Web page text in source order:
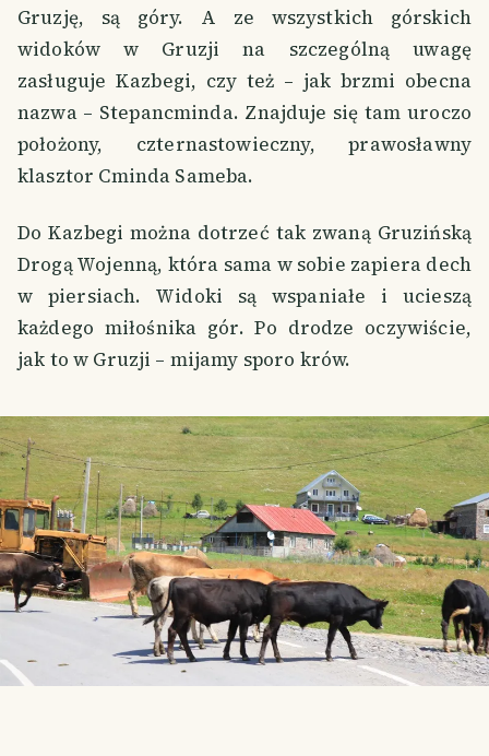
Gruzję, są góry. A ze wszystkich górskich
widoków w Gruzji na szczególną uwagę
zasługuje Kazbegi, czy też – jak brzmi obecna
nazwa – Stepancminda. Znajduje się tam uroczo
położony, czternastowieczny, prawosławny
klasztor Cminda Sameba.
Do Kazbegi można dotrzeć tak zwaną Gruzińską
Drogą Wojenną, która sama w sobie zapiera dech
w piersiach. Widoki są wspaniałe i ucieszą
każdego miłośnika gór. Po drodze oczywiście,
jak to w Gruzji – mijamy sporo krów.